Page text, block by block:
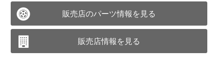
販売店のパーツ情報を見る
販売店情報を見る